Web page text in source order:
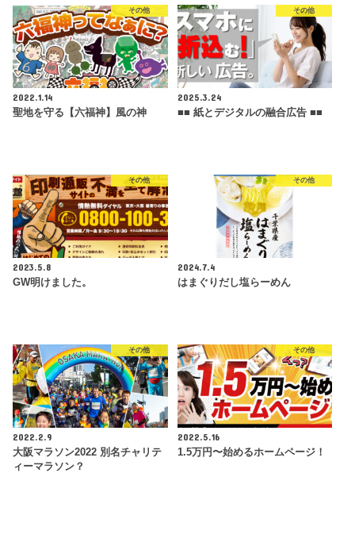
その他
2022.1.14
聖地を守る【六福神】風の神
その他
2025.3.24
■■ 紙とデジタルの融合広告 ■■
その他
2023.5.8
GW明けました。
その他
2024.7.4
はまぐりだし塩らーめん
その他
2022.2.9
大阪マラソン2022 別名チャリテ
ィーマラソン？
その他
2022.5.16
1.5万円〜始めるホームページ！